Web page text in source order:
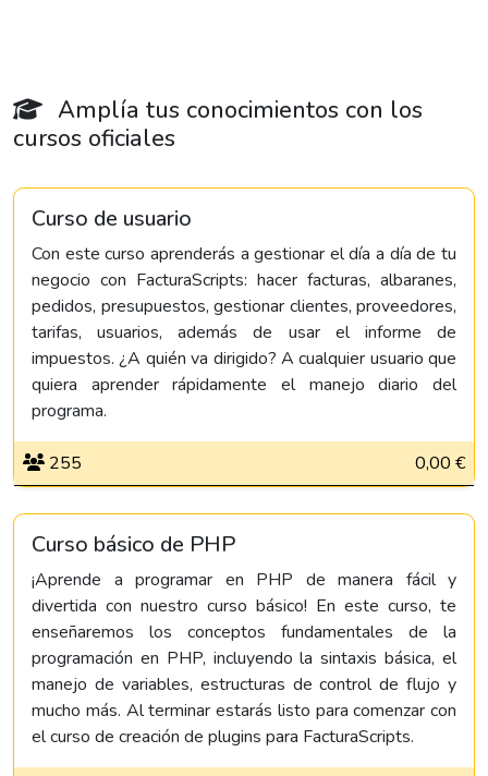
Amplía tus conocimientos con los
cursos oficiales
Curso de usuario
Con este curso aprenderás a gestionar el día a día de tu
negocio con FacturaScripts: hacer facturas, albaranes,
pedidos, presupuestos, gestionar clientes, proveedores,
tarifas, usuarios, además de usar el informe de
impuestos. ¿A quién va dirigido? A cualquier usuario que
quiera aprender rápidamente el manejo diario del
programa.
255 0,00 €
Curso básico de PHP
¡Aprende a programar en PHP de manera fácil y
divertida con nuestro curso básico! En este curso, te
enseñaremos los conceptos fundamentales de la
programación en PHP, incluyendo la sintaxis básica, el
manejo de variables, estructuras de control de flujo y
mucho más. Al terminar estarás listo para comenzar con
el curso de creación de plugins para FacturaScripts.